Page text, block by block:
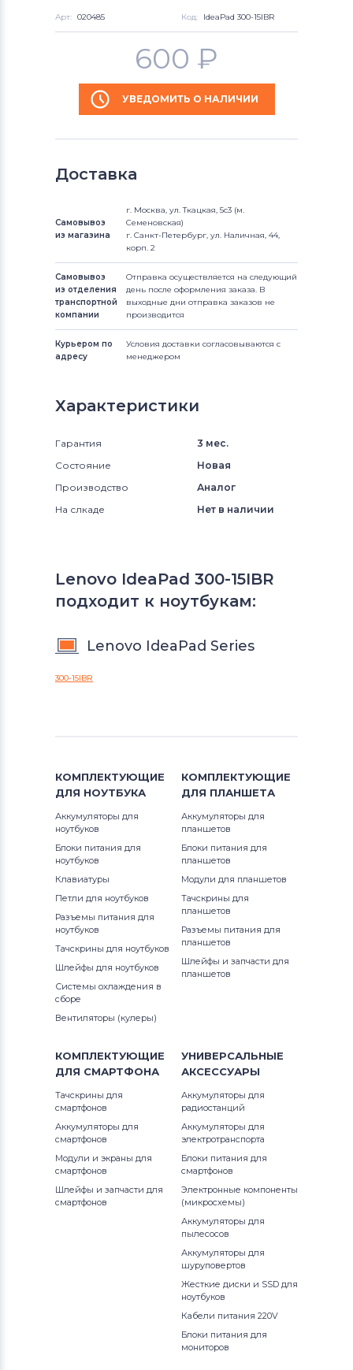
Арт: 020485 Код: IdeaPad 300-15IBR
600 ₽
УВЕДОМИТЬ О НАЛИЧИИ
Доставка
Самовывоз
из магазина
г. Москва, ул. Ткацкая, 5с3 (м.
Семеновская)
г. Санкт-Петербург, ул. Наличная, 44,
корп. 2
Самовывоз
из отделения
транспортной
компании
Отправка осуществляется на следующий
день после оформления заказа. В
выходные дни отправка заказов не
производится
Курьером по
адресу
Условия доставки согласовываются с
менеджером
Характеристики
Гарантия
3 мес.
Состояние
Новая
Производство
Аналог
На слкаде
Нет в наличии
Lenovo IdeaPad 300-15IBR
подходит к ноутбукам:
Lenovo IdeaPad Series
300-15IBR
КОМПЛЕКТУЮЩИЕ
ДЛЯ НОУТБУКА
Аккумуляторы для
ноутбуков
Блоки питания для
ноутбуков
Клавиатуры
Петли для ноутбуков
Разъемы питания для
ноутбуков
Тачскрины для ноутбуков
Шлейфы для ноутбуков
Системы охлаждения в
сборе
Вентиляторы (кулеры)
КОМПЛЕКТУЮЩИЕ
ДЛЯ ПЛАНШЕТА
Аккумуляторы для
планшетов
Блоки питания для
планшетов
Модули для планшетов
Тачскрины для
планшетов
Разъемы питания для
планшетов
Шлейфы и запчасти для
планшетов
КОМПЛЕКТУЮЩИЕ
ДЛЯ СМАРТФОНА
Тачскрины для
смартфонов
Аккумуляторы для
смартфонов
Модули и экраны для
смартфонов
Шлейфы и запчасти для
смартфонов
УНИВЕРСАЛЬНЫЕ
АКСЕССУАРЫ
Аккумуляторы для
радиостанций
Аккумуляторы для
электротранспорта
Блоки питания для
смартфонов
Электронные компоненты
(микросхемы)
Аккумуляторы для
пылесосов
Аккумуляторы для
шуруповертов
Жесткие диски и SSD для
ноутбуков
Кабели питания 220V
Блоки питания для
мониторов